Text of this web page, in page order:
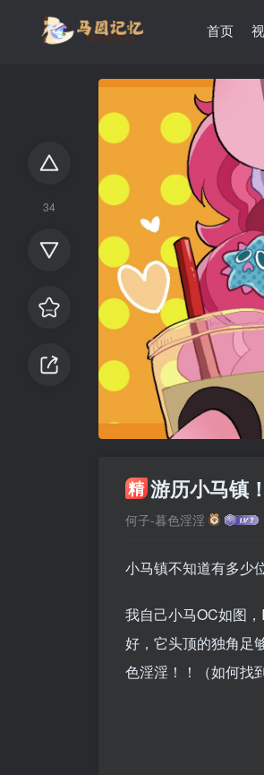
首页
34
精 游历小马镇
何子-暮色淫淫
小马镇不知道有多少
我自己小马OC如图，
好，它头顶的独角足
色淫淫！！（如何找